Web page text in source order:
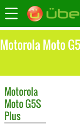
Motorola Moto
Motorola
Moto G5S
Plus